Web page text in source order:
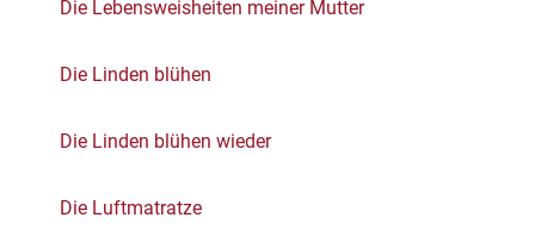
Die Lebensweisheiten meiner Mutter
Die Linden blühen
Die Linden blühen wieder
Die Luftmatratze